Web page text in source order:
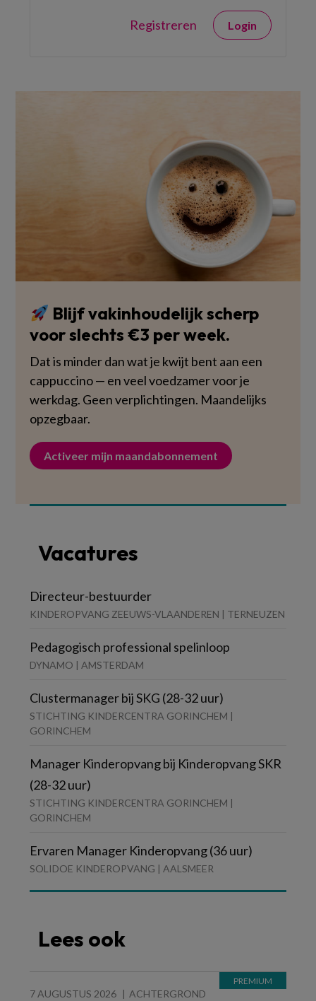
Registreren Login
Blijf vakinhoudelijk scherp
voor slechts €3 per week.
Dat is minder dan wat je kwijt bent aan een
cappuccino — en veel voedzamer voor je
werkdag. Geen verplichtingen. Maandelijks
opzegbaar.
Activeer mijn maandabonnement
Vacatures
Directeur-bestuurder
KINDEROPVANG ZEEUWS-VLAANDEREN | TERNEUZEN
Pedagogisch professional spelinloop
DYNAMO | AMSTERDAM
Clustermanager bij SKG (28-32 uur)
STICHTING KINDERCENTRA GORINCHEM |
GORINCHEM
Manager Kinderopvang bij Kinderopvang SKR
(28-32 uur)
STICHTING KINDERCENTRA GORINCHEM |
GORINCHEM
Ervaren Manager Kinderopvang (36 uur)
SOLIDOE KINDEROPVANG | AALSMEER
Lees ook
7 AUGUSTUS 2026 ACHTERGROND